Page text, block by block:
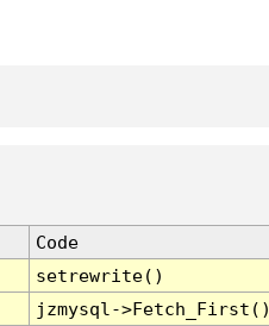
Code
setrewrite()
jzmysql-